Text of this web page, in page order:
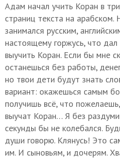
Адам начал учить Коран в
страниц текста на
занимался русским,
настоящему горжусь, что
выучить Коран. Если бы мне
останешься без работы,
но твои дети будут знать
вариант: окажешься самым
получишь всё, что
выучат Коран… Я без
секунды бы не колебался.
души говорю. Клянусь! Это
им. И сыновьям, и дочерям.